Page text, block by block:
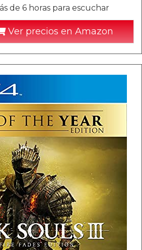
de 6 horas para escuchar
Ver precios en Amazon